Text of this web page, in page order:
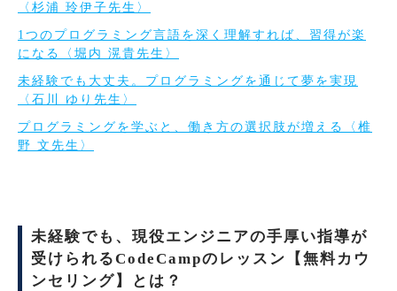
〈杉浦 玲伊子先生〉
1つのプログラミング言語を深く理解すれば、習得が楽
になる〈堀内 滉貴先生〉
未経験でも大丈夫。プログラミングを通じて夢を実現
〈石川 ゆり先生〉
プログラミングを学ぶと、働き方の選択肢が増える〈椎
野 文先生〉
未経験でも、現役エンジニアの手厚い指導が
受けられるCodeCampのレッスン【無料カウ
ンセリング】とは？